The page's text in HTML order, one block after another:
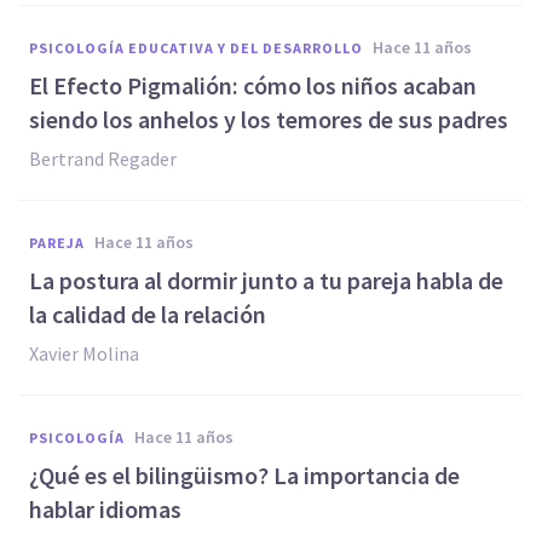
PSICOLOGÍA EDUCATIVA Y DEL DESARROLLO hace 11 años
El Efecto Pigmalión: cómo los niños acaban
siendo los anhelos y los temores de sus padres
Bertrand Regader
PAREJA hace 11 años
La postura al dormir junto a tu pareja habla de
la calidad de la relación
Xavier Molina
PSICOLOGÍA hace 11 años
¿Qué es el bilingüismo? La importancia de
hablar idiomas